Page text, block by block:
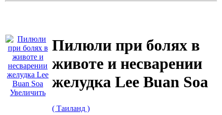
Увеличить
Пилюли при болях в
животе и несварении
желудка Lee Buan Soa
( Таиланд )